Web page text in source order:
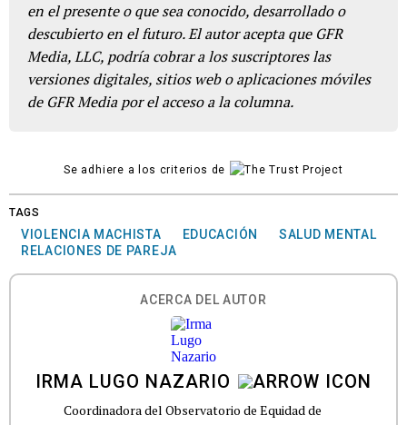
en el presente o que sea conocido, desarrollado o
descubierto en el futuro. El autor acepta que GFR
Media, LLC, podría cobrar a los suscriptores las
versiones digitales, sitios web o aplicaciones móviles
de GFR Media por el acceso a la columna.
Se adhiere a los criterios de
TAGS
VIOLENCIA MACHISTA EDUCACIÓN
SALUD MENTAL
RELACIONES DE PAREJA
ACERCA DEL AUTOR
IRMA LUGO NAZARIO
Coordinadora del Observatorio de Equidad de